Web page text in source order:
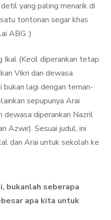
yang paling menarik di
tontonan segar khas
ABG :)
Ikal (Kecil diperankan tetap
Vikri dan dewasa
bukan lagi dengan teman-
sepupunya Arai
dewasa diperankan Nazril
Azwir). Sesuai judul, ini
dan Arai untuk sekolah ke
bukanlah seberapa
apa kita untuk